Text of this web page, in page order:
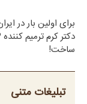
ساخت!
تبلیغات متنی